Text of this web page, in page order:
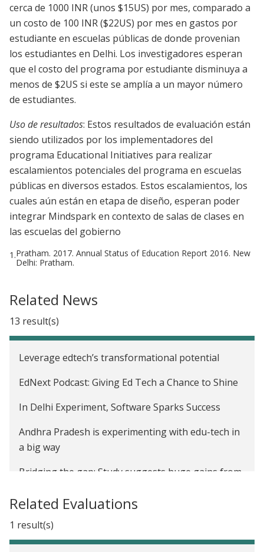
cerca de 1000 INR (unos $15US) por mes, comparado a
un costo de 100 INR ($22US) por mes en gastos por
estudiante en escuelas públicas de donde provenian
los estudiantes en Delhi. Los investigadores esperan
que el costo del programa por estudiante disminuya a
menos de $2US si este se amplía a un mayor número
de estudiantes.
Uso de resultados: Estos resultados de evaluación están
siendo utilizados por los implementadores del
programa Educational Initiatives para realizar
escalamientos potenciales del programa en escuelas
públicas en diversos estados. Estos escalamientos, los
cuales aún están en etapa de diseño, esperan poder
integrar Mindspark en contexto de salas de clases en
las escuelas del gobierno
1.Pratham. 2017. Annual Status of Education Report 2016. New
Delhi: Pratham.
Related News
13 result(s)
Leverage edtech’s transformational potential
EdNext Podcast: Giving Ed Tech a Chance to Shine
In Delhi Experiment, Software Sparks Success
Andhra Pradesh is experimenting with edu-tech in
a big way
Bridging the gap: Study suggests huge gains from
Four lessons for personalised learning
Brookings created a blueprint to help countries
Related Evaluations
1 result(s)